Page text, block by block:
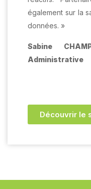
également sur la
données. »
Sabine
Administrative
Découvrir le